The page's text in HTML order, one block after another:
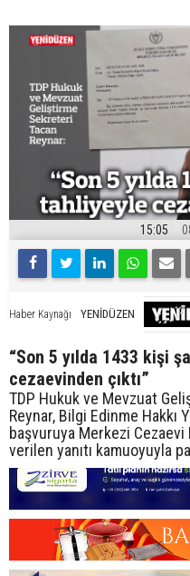
15:05
Haber Kaynağı YENİDÜZEN
“Son 5 yılda 1433 kişi
cezaevinden çıktı”
TDP Hukuk ve Mevzuat
Reynar, Bilgi Edinme Hakkı
başvuruya Merkezi
verilen yanıtı kamuoyuyla